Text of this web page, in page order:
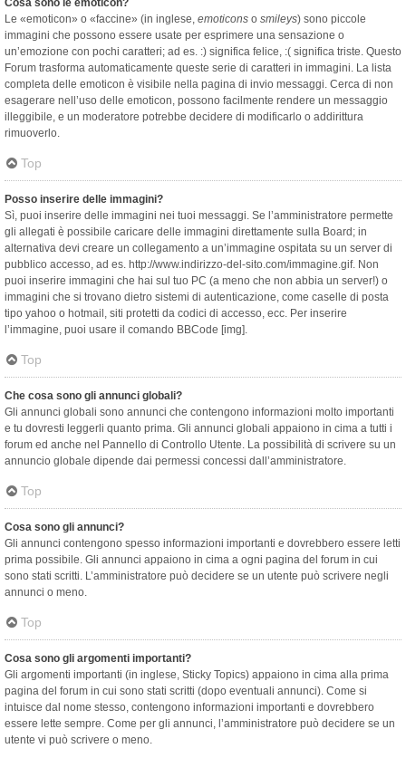
Cosa sono le emoticon?
Le «emoticon» o «faccine» (in inglese, emoticons o smileys) sono piccole
immagini che possono essere usate per esprimere una sensazione o
un’emozione con pochi caratteri; ad es. :) significa felice, :( significa triste. Questo
Forum trasforma automaticamente queste serie di caratteri in immagini. La lista
completa delle emoticon è visibile nella pagina di invio messaggi. Cerca di non
esagerare nell’uso delle emoticon, possono facilmente rendere un messaggio
illeggibile, e un moderatore potrebbe decidere di modificarlo o addirittura
rimuoverlo.
Top
Posso inserire delle immagini?
Sì, puoi inserire delle immagini nei tuoi messaggi. Se l’amministratore permette
gli allegati è possibile caricare delle immagini direttamente sulla Board; in
alternativa devi creare un collegamento a un’immagine ospitata su un server di
pubblico accesso, ad es. http://www.indirizzo-del-sito.com/immagine.gif. Non
puoi inserire immagini che hai sul tuo PC (a meno che non abbia un server!) o
immagini che si trovano dietro sistemi di autenticazione, come caselle di posta
tipo yahoo o hotmail, siti protetti da codici di accesso, ecc. Per inserire
l’immagine, puoi usare il comando BBCode [img].
Top
Che cosa sono gli annunci globali?
Gli annunci globali sono annunci che contengono informazioni molto importanti
e tu dovresti leggerli quanto prima. Gli annunci globali appaiono in cima a tutti i
forum ed anche nel Pannello di Controllo Utente. La possibilità di scrivere su un
annuncio globale dipende dai permessi concessi dall’amministratore.
Top
Cosa sono gli annunci?
Gli annunci contengono spesso informazioni importanti e dovrebbero essere letti
prima possibile. Gli annunci appaiono in cima a ogni pagina del forum in cui
sono stati scritti. L’amministratore può decidere se un utente può scrivere negli
annunci o meno.
Top
Cosa sono gli argomenti importanti?
Gli argomenti importanti (in inglese, Sticky Topics) appaiono in cima alla prima
pagina del forum in cui sono stati scritti (dopo eventuali annunci). Come si
intuisce dal nome stesso, contengono informazioni importanti e dovrebbero
essere lette sempre. Come per gli annunci, l’amministratore può decidere se un
utente vi può scrivere o meno.